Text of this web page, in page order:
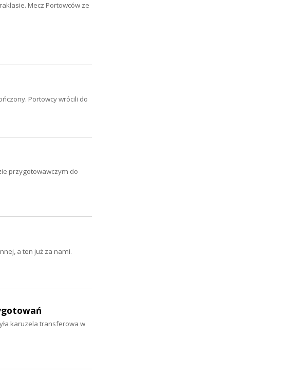
Mecz Portowców ze
Portowcy wrócili do
przygotowawczym do
a ten już za nami.
karuzela transferowa w